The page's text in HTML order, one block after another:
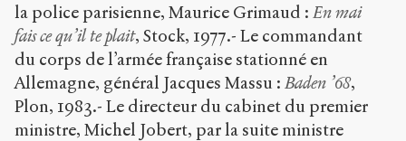
la police parisienne, Maurice Grimaud : En mai
fais ce qu’il te plait, Stock, 1977.- Le commandant
du corps de l’armée française stationné en
Allemagne, général Jacques Massu : Baden ’68,
Plon, 1983.- Le directeur du cabinet du premier
ministre, Michel Jobert, par la suite ministre